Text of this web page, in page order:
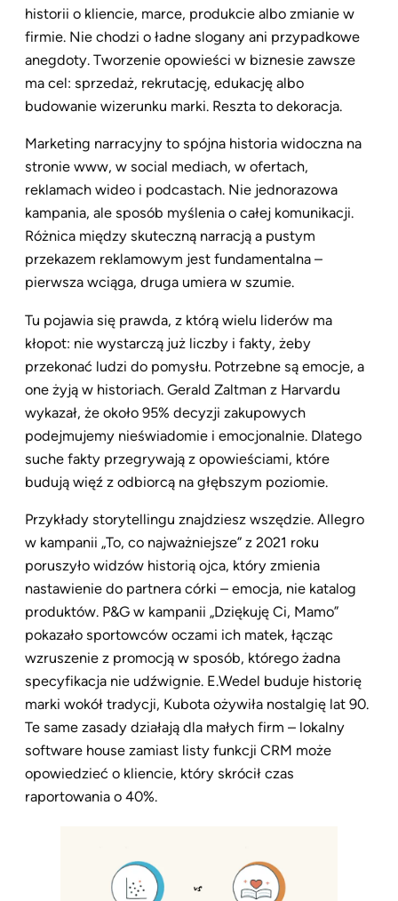
historii o kliencie, marce, produkcie albo zmianie w
firmie. Nie chodzi o ładne slogany ani przypadkowe
anegdoty. Tworzenie opowieści w biznesie zawsze
ma cel: sprzedaż, rekrutację, edukację albo
budowanie wizerunku marki. Reszta to dekoracja.
Marketing narracyjny to spójna historia widoczna na
stronie www, w social mediach, w ofertach,
reklamach wideo i podcastach. Nie jednorazowa
kampania, ale sposób myślenia o całej komunikacji.
Różnica między skuteczną narracją a pustym
przekazem reklamowym jest fundamentalna –
pierwsza wciąga, druga umiera w szumie.
Tu pojawia się prawda, z którą wielu liderów ma
kłopot: nie wystarczą już liczby i fakty, żeby
przekonać ludzi do pomysłu. Potrzebne są emocje, a
one żyją w historiach. Gerald Zaltman z Harvardu
wykazał, że około 95% decyzji zakupowych
podejmujemy nieświadomie i emocjonalnie. Dlatego
suche fakty przegrywają z opowieściami, które
budują więź z odbiorcą na głębszym poziomie.
Przykłady storytellingu znajdziesz wszędzie. Allegro
w kampanii „To, co najważniejsze” z 2021 roku
poruszyło widzów historią ojca, który zmienia
nastawienie do partnera córki – emocja, nie katalog
produktów. P&G w kampanii „Dziękuję Ci, Mamo”
pokazało sportowców oczami ich matek, łącząc
wzruszenie z promocją w sposób, którego żadna
specyfikacja nie udźwignie. E.Wedel buduje historię
marki wokół tradycji, Kubota ożywiła nostalgię lat 90.
Te same zasady działają dla małych firm – lokalny
software house zamiast listy funkcji CRM może
opowiedzieć o kliencie, który skrócił czas
raportowania o 40%.